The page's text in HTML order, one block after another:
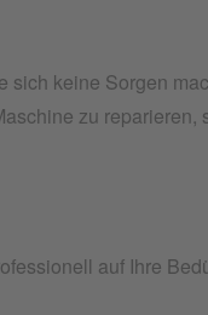
sich keine Sorgen
zu reparieren,
auf Ihre